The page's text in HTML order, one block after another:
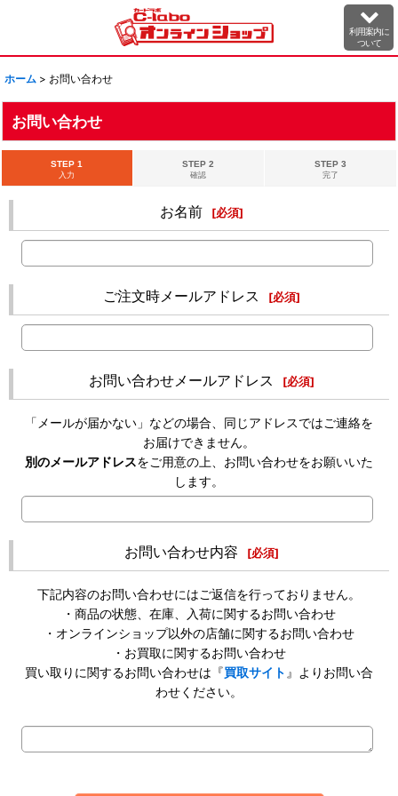
利用案内に
ついて
ホーム > お問い合わせ
お問い合わせ
STEP 1
入力
STEP 2
確認
STEP 3
完了
お名前 [必須]
ご注文時メールアドレス [必須]
お問い合わせメールアドレス [必須]
「メールが届かない」などの場合、同じアドレスではご連絡を
お届けできません。
別のメールアドレスをご用意の上、お問い合わせをお願いいた
します。
お問い合わせ内容 [必須]
下記内容のお問い合わせにはご返信を行っておりません。
・商品の状態、在庫、入荷に関するお問い合わせ
・オンラインショップ以外の店舗に関するお問い合わせ
・お買取に関するお問い合わせ
買い取りに関するお問い合わせは『買取サイト 』よりお問い合
わせください。